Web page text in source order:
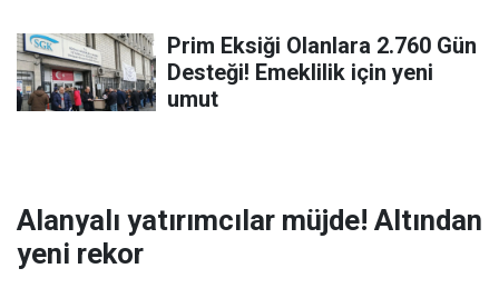
Prim Eksiği Olanlara 2.760 Gün
Desteği! Emeklilik için yeni
umut
Alanyalı yatırımcılar müjde! Altından
yeni rekor